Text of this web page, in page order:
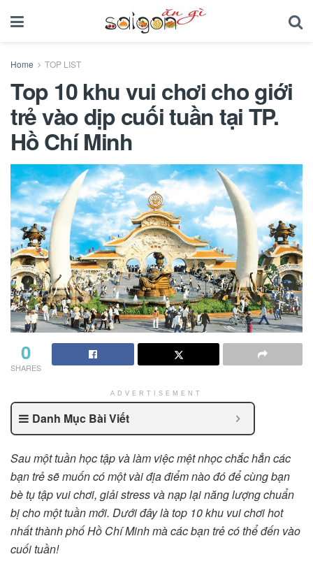
Home TOP LIST
Top 10 khu vui chơi cho giới
trẻ vào dịp cuối tuần tại TP.
Hồ Chí Minh
0
SHARES
ADVERTISEMENT
Danh Mục Bài Viết
Sau một tuần học tập và làm việc mệt nhọc chắc hẳn các
bạn trẻ sẽ muốn có một vài địa điểm nào đó để cùng bạn
bè tụ tập vui chơi, giải stress và nạp lại năng lượng chuẩn
bị cho một tuần mới. Dưới đây là top 10 khu vui chơi hot
nhất thành phố Hồ Chí Minh mà các bạn trẻ có thể đến vào
cuối tuần!